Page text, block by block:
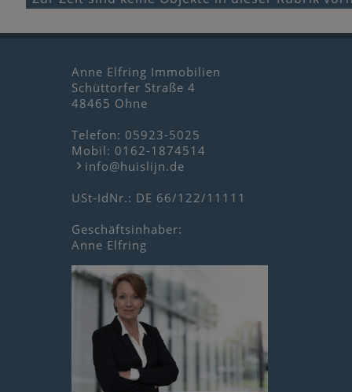
Anne Elfring Immobilien
Schüttorfer Straße 4
48465 Ohne
Telefon: 05923-5025
Mobil: 0162-1874514
info@huislijn.de
USt-IdNr.: DE 66/122/11111
Geschäftsinhaber:
Anne Elfring